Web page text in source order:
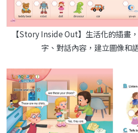
【Story Inside Out】生活化的插畫
字、對話內容，建立圖像和